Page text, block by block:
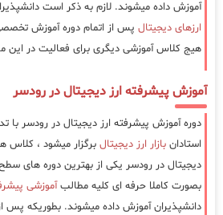
آموزش داده میشوند. لازم به ذکر است
ارزهای دیجیتال پس از اتمام دوره آموزش
هیج کلاس آموزشی دیگری برای فعالیت در این
آموزش پیشرفته ارز دیجیتال در رودسر
دوره آموزش پیشرفته ارز دیجیتال در رودسر با
استادان بازار ارز دیجیتال برگزار میشود ، کلاس
دیجیتال در رودسر یکی از بهترین دوره های
بصورت کاملا حرفه ای کلیه مطالبآموزشی
دانشپذیران آموزش داده میشوند. بطوریکه پس